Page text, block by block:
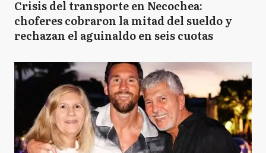
Crisis del transporte en Necochea:
choferes cobraron la mitad del sueldo y
rechazan el aguinaldo en seis cuotas